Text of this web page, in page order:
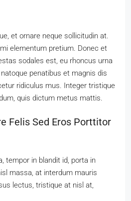
et ornare neque sollicitudin at.
elementum pretium. Donec et
sodales est, eu rhoncus urna
penatibus et magnis dis
ridiculus mus. Integer tristique
quis dictum metus mattis.
Felis Sed Eros Porttitor
tempor in blandit id, porta in
massa, at interdum mauris
lectus, tristique at nisl at,